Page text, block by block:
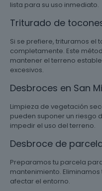
lista para su uso inmediato.
Triturado de
Si se prefiere, trituramos el
completamente. Este
mantener el terreno
excesivos.
Desbroces en San
Limpieza de vegetación
pueden suponer un riesgo
impedir el uso del terreno.
Desbroce de
Preparamos tu parcela
mantenimiento.
afectar el entorno.